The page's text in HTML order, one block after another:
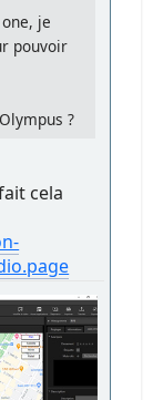
je
pouvoir
?
cela